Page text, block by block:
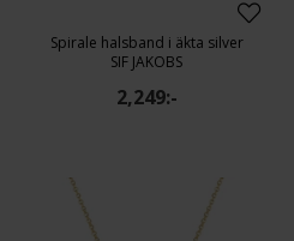
Spirale halsband i äkta silver
SIF JAKOBS
2,249:-